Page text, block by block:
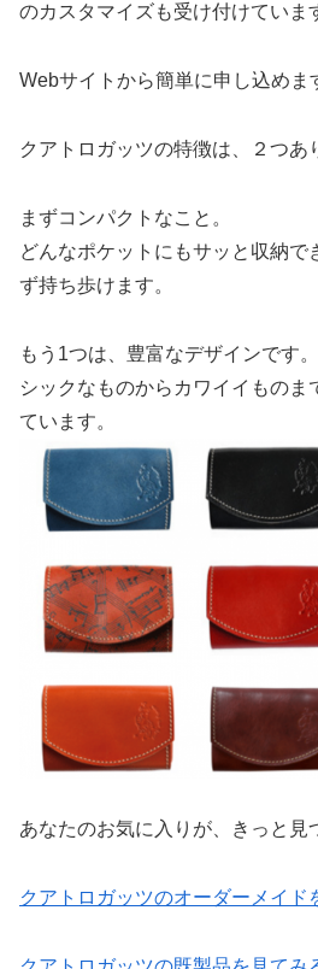
のカスタマイズも受け付けていま
Webサイトから簡単に申し込めま
クアトロガッツの特徴は、２つあ
まずコンパクトなこと。
どんなポケットにもサッと収納で
ず持ち歩けます。
もう1つは、豊富なデザインです。
シックなものからカワイイものま
ています。
あなたのお気に入りが、きっと見
クアトロガッツのオーダーメイド